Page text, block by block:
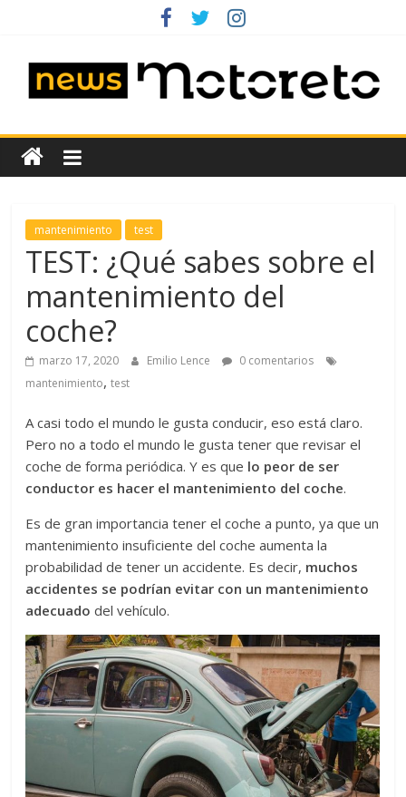
News
Motoreto
Noticias
de
coches
ocasión
mantenimiento test
TEST: ¿Qué sabes sobre el
mantenimiento del
coche?
marzo 17, 2020 Emilio Lence
0 comentarios
mantenimiento,test
A casi todo el mundo le gusta conducir, eso está claro.
Pero no a todo el mundo le gusta tener que revisar el
coche de forma periódica. Y es que lo peor de ser
conductor es hacer el mantenimiento del coche.
Es de gran importancia tener el coche a punto, ya que un
mantenimiento insuficiente del coche aumenta la
probabilidad de tener un accidente. Es decir, muchos
accidentes se podrían evitar con un mantenimiento
adecuadodel vehículo.